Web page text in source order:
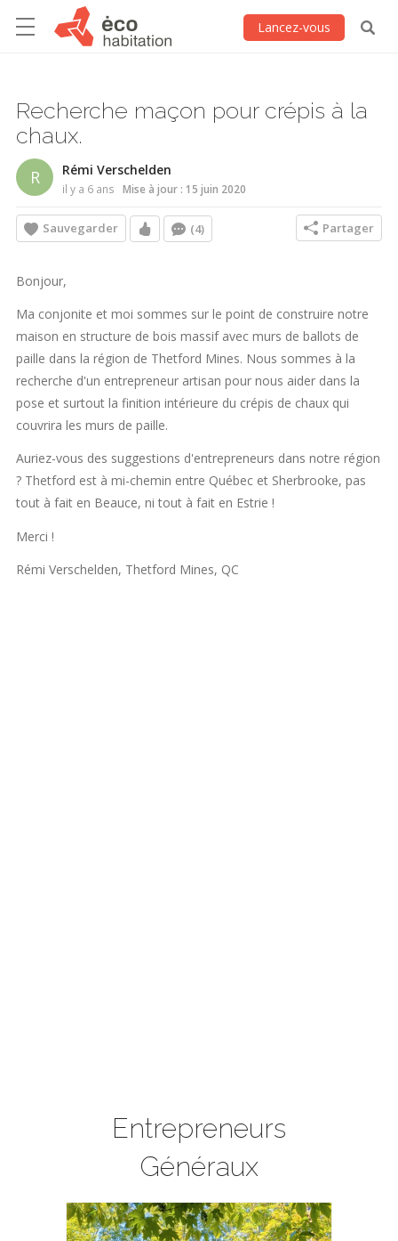
Lancez-vous
Recherche maçon pour crépis à la
chaux.
R Rémi Verschelden
il y a 6 ans Mise à jour : 15 juin 2020
Sauvegarder (4) Partager
Bonjour,
Ma conjonite et moi sommes sur le point de construire notre
maison en structure de bois massif avec murs de ballots de
paille dans la région de Thetford Mines. Nous sommes à la
recherche d'un entrepreneur artisan pour nous aider dans la
pose et surtout la finition intérieure du crépis de chaux qui
couvrira les murs de paille.
Auriez-vous des suggestions d'entrepreneurs dans notre région
? Thetford est à mi-chemin entre Québec et Sherbrooke, pas
tout à fait en Beauce, ni tout à fait en Estrie !
Merci !
Rémi Verschelden, Thetford Mines, QC
Entrepreneurs
Généraux